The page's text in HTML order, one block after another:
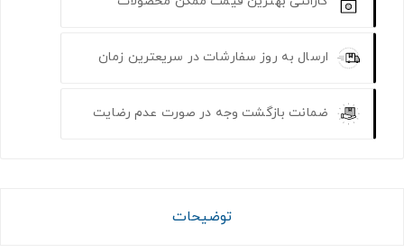
ارسال به روز سفارشات در سریعترین زمان
ضمانت بازگشت وجه در صورت عدم رضایت
توضیحات